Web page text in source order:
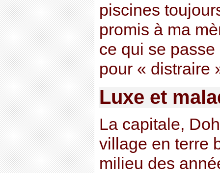
piscines
promis à ma
ce qui se passe
pour « distraire
Luxe et
La capitale,
village en terre
milieu des